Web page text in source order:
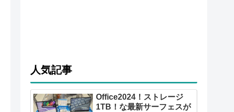
人気記事
Office2024！ストレージ
1TB！な最新サーフェスが